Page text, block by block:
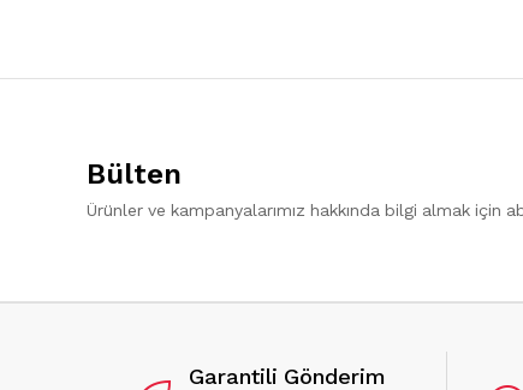
Bülten
Ürünler ve kampanyalarımız hakkında bilgi almak için
Garantili Gönderim